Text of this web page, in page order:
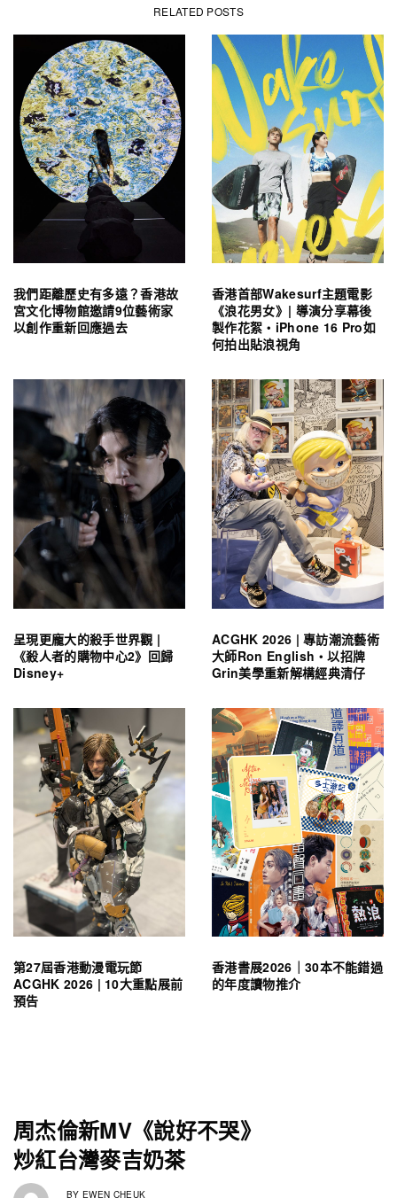
RELATED POSTS
我們距離歷史有多遠？香港故
宮文化博物館邀請9位藝術家
以創作重新回應過去
香港首部Wakesurf主題電影
《浪花男女》| 導演分享幕後
製作花絮・iPhone 16 Pro如
何拍出貼浪視角
呈現更龐大的殺手世界觀 |
《殺人者的購物中心2》回歸
Disney+
ACGHK 2026 | 專訪潮流藝術
大師Ron English・以招牌
Grin美學重新解構經典清仔
第27屆香港動漫電玩節
ACGHK 2026 | 10大重點展前
預告
香港書展2026｜30本不能錯過
的年度讀物推介
周杰倫新MV《說好不哭》
炒紅台灣麥吉奶茶
BY EWEN CHEUK